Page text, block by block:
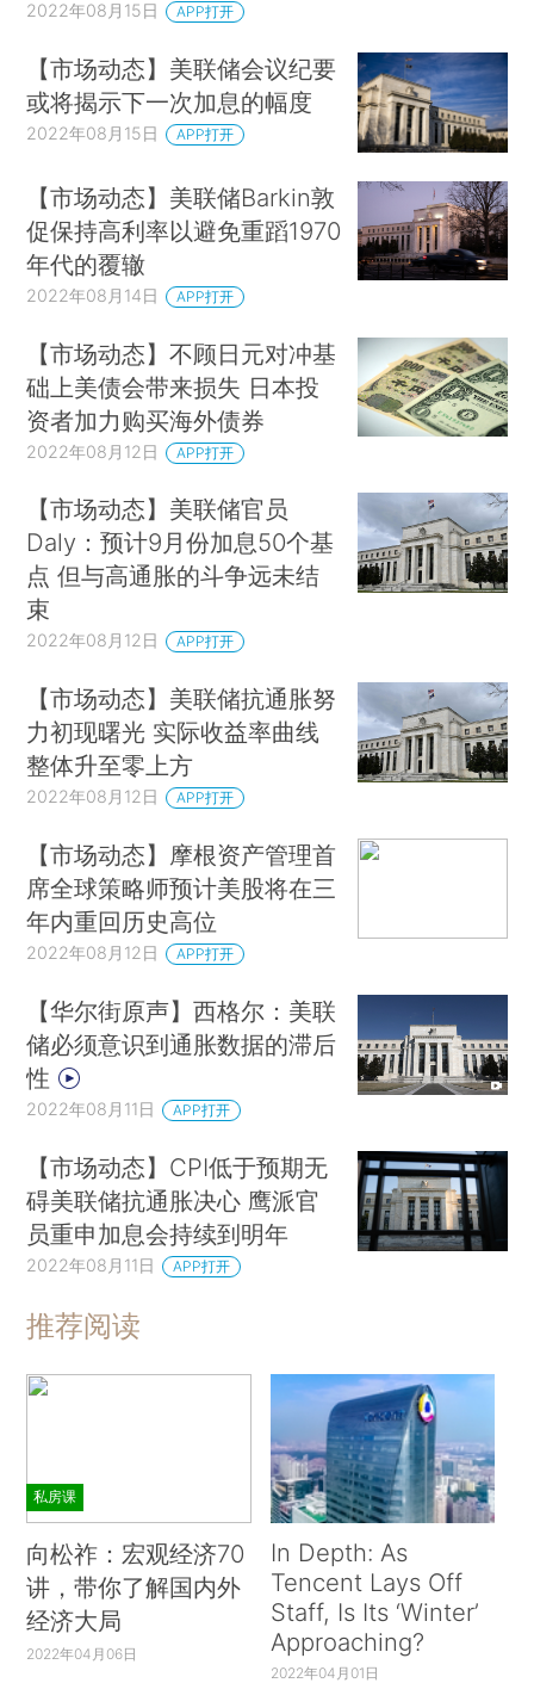
2022年08月15日 APP打开
【市场动态】美联储会议纪要
或将揭示下一次加息的幅度
2022年08月15日 APP打开
【市场动态】美联储Barkin敦
促保持高利率以避免重蹈1970
年代的覆辙
2022年08月14日 APP打开
【市场动态】不顾日元对冲基
础上美债会带来损失 日本投
资者加力购买海外债券
2022年08月12日 APP打开
【市场动态】美联储官员
Daly：预计9月份加息50个基
点 但与高通胀的斗争远未结
束
2022年08月12日 APP打开
【市场动态】美联储抗通胀努
力初现曙光 实际收益率曲线
整体升至零上方
2022年08月12日 APP打开
【市场动态】摩根资产管理首
席全球策略师预计美股将在三
年内重回历史高位
2022年08月12日 APP打开
【华尔街原声】西格尔：美联
储必须意识到通胀数据的滞后
性
2022年08月11日 APP打开
【市场动态】CPI低于预期无
碍美联储抗通胀决心 鹰派官
员重申加息会持续到明年
2022年08月11日 APP打开
推荐阅读
私房课
向松祚：宏观经济70
讲，带你了解国内外
经济大局
2022年04月06日
In Depth: As
Tencent Lays Off
Staff, Is Its ‘Winter’
Approaching?
2022年04月01日